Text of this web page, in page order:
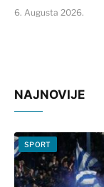
6. Augusta 2026.
NAJNOVIJE
SPORT